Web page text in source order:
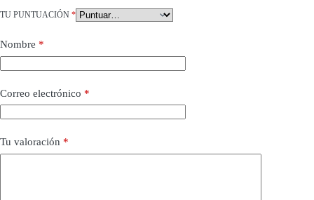
TU PUNTUACIÓN *
Nombre *
Correo electrónico *
Tu valoración *